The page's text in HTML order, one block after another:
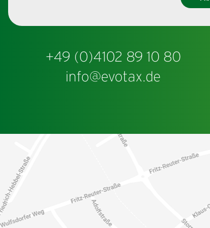
+49 (0)4102 89 10 80
info@evotax.de